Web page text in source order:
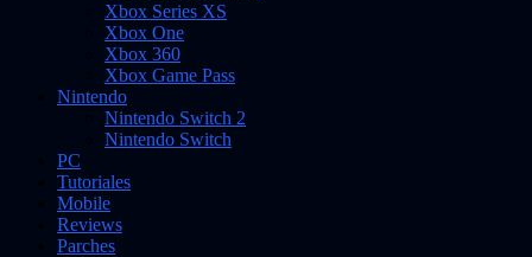
Xbox Series XS
Xbox One
Xbox 360
Xbox Game Pass
Nintendo
Nintendo Switch 2
Nintendo Switch
PC
Tutoriales
Mobile
Reviews
Parches